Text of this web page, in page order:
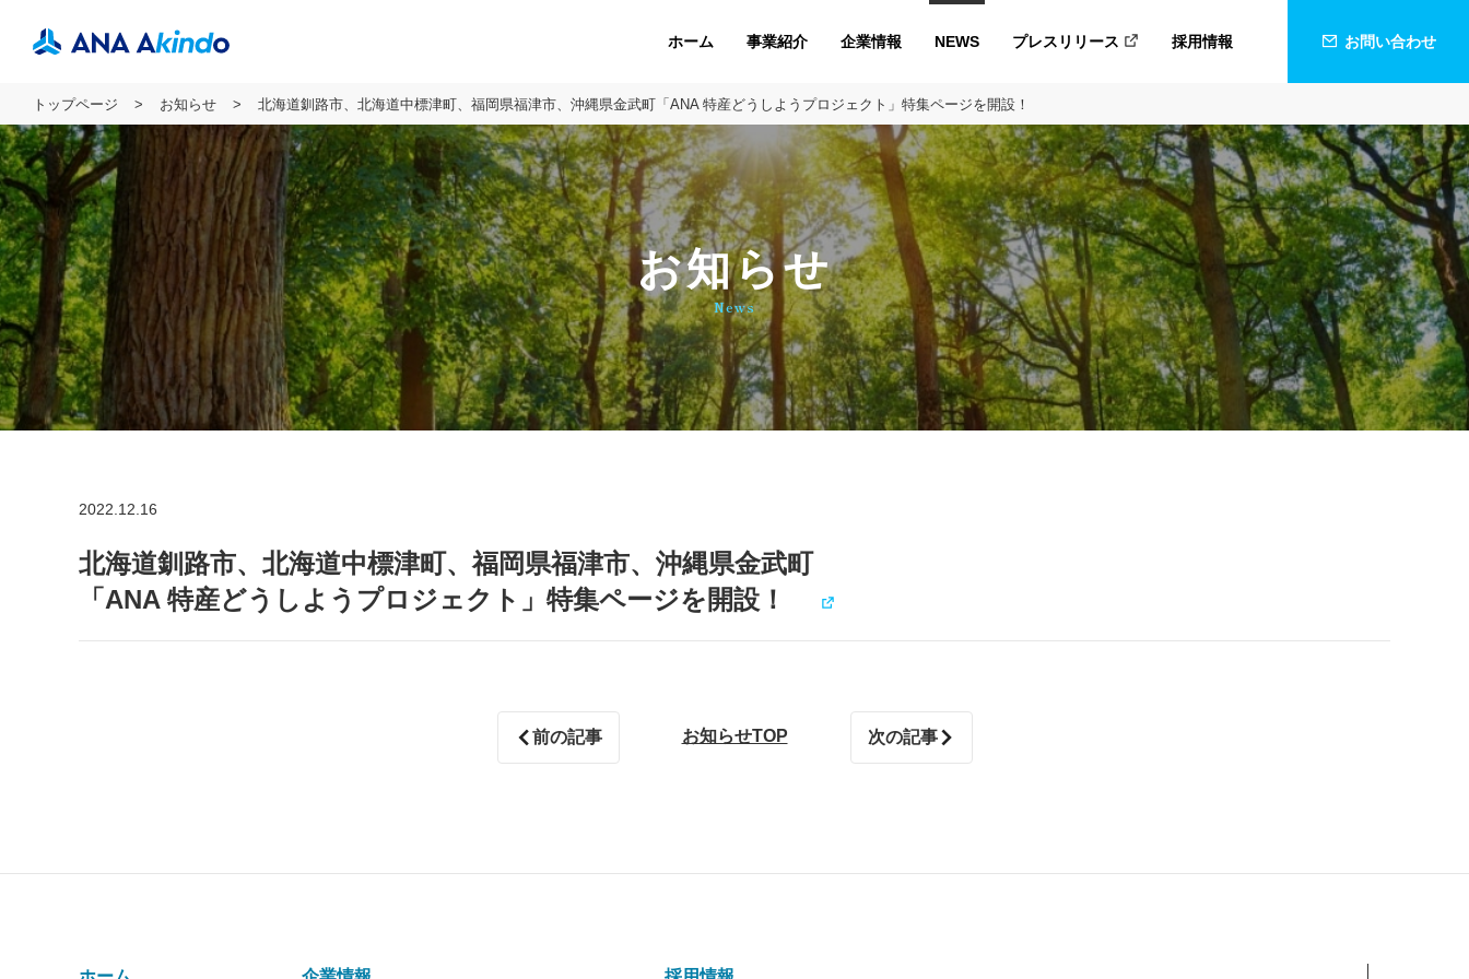
ホーム 事業紹介 企業情報 NEWS プレスリリース 採用情報 お問い合わせ
トップページ お知らせ 北海道釧路市、北海道中標津町、福岡県福津市、沖縄県金武町「ANA 特産どうしようプロジェクト」特集ページを開設！
お知らせ
News
2022.12.16
北海道釧路市、北海道中標津町、福岡県福津市、沖縄県金武町
「ANA 特産どうしようプロジェクト」特集ページを開設！
前の記事 お知らせTOP 次の記事